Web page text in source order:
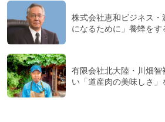
株式会社恵和ビジネス
になるために」養蜂を
有限会社北大陸・川畑
い「道産肉の美味しさ